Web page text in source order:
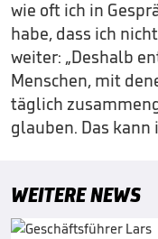
wie oft ich in
habe, dass ich
weiter: „Deshalb
Menschen, mit
täglich
glauben. Das kann
WEITERE NEWS